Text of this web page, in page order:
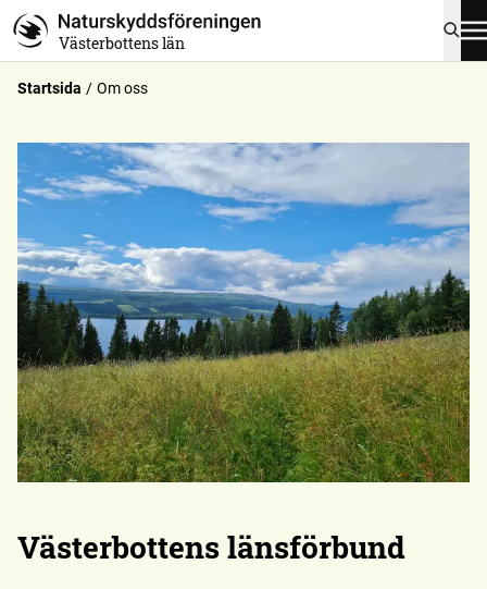
Västerbottens län
Startsida Om oss
Västerbottens länsförbund